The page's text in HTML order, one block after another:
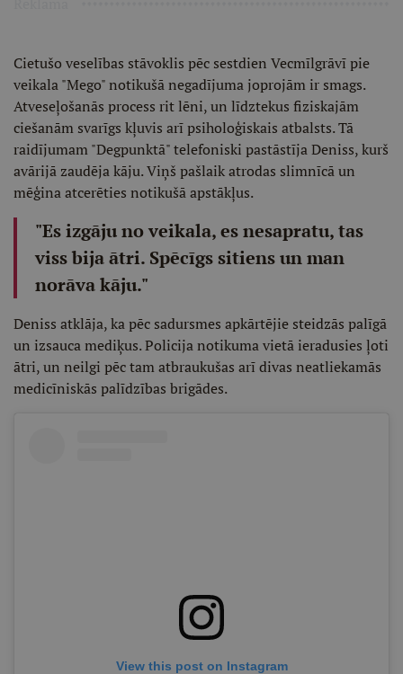
Cietušo veselības stāvoklis pēc sestdien Vecmīlgrāvī pie
veikala "Mego" notikušā negadījuma joprojām ir smags.
Atveseļošanās process rit lēni, un līdztekus fiziskajām
ciešanām svarīgs kļuvis arī psiholoģiskais atbalsts. Tā
raidījumam "Degpunktā" telefoniski pastāstīja Deniss, kurš
avārijā zaudēja kāju. Viņš pašlaik atrodas slimnīcā un
mēģina atcerēties notikušā apstākļus.
"Es izgāju no veikala, es nesapratu, tas
viss bija ātri. Spēcīgs sitiens un man
norāva kāju."
Deniss atklāja, ka pēc sadursmes apkārtējie steidzās palīgā
un izsauca mediķus. Policija notikuma vietā ieradusies ļoti
ātri, un neilgi pēc tam atbraukušas arī divas neatliekamās
medicīniskās palīdzības brigādes.
View this post on Instagram